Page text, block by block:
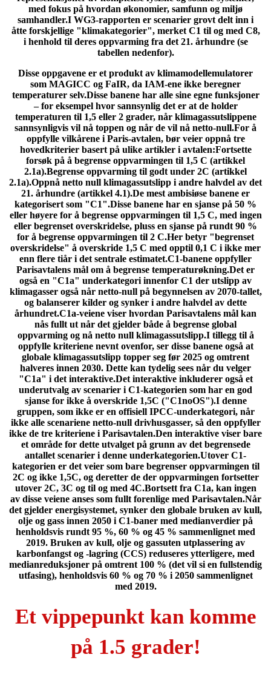
med fokus på hvordan økonomier, samfunn og miljø
samhandler.I WG3-rapporten er scenarier grovt delt inn i
åtte forskjellige "klimakategorier", merket C1 til og med C8,
i henhold til deres oppvarming fra det 21. århundre (se
tabellen nedenfor).
Disse oppgavene er et produkt av klimamodellemulatorer
som MAGICC og FaIR, da IAM-ene ikke beregner
temperaturer selv.Disse banene har alle sine egne funksjoner
– for eksempel hvor sannsynlig det er at de holder
temperaturen til 1,5 eller 2 grader, når klimagassutslippene
sannsynligvis vil nå toppen og når de vil nå netto-null.For å
oppfylle vilkårene i Paris-avtalen, bør veier oppnå tre
hovedkriterier basert på ulike artikler i avtalen:Fortsette
forsøk på å begrense oppvarmingen til 1,5 C (artikkel
2.1a).Begrense oppvarming til godt under 2C (artikkel
2.1a).Oppnå netto null klimagassutslipp i andre halvdel av det
21. århundre (artikkel 4.1).De mest ambisiøse banene er
kategorisert som "C1".Disse banene har en sjanse på 50 %
eller høyere for å begrense oppvarmingen til 1,5 C, med ingen
eller begrenset overskridelse, pluss en sjanse på rundt 90 %
for å begrense oppvarmingen til 2 C.Her betyr "begrenset
overskridelse" å overskride 1,5 C med opptil 0,1 C i ikke mer
enn flere tiår i det sentrale estimatet.C1-banene oppfyller
Parisavtalens mål om å begrense temperaturøkning.Det er
også en "C1a" underkategori innenfor C1 der utslipp av
klimagasser også når netto-null på begynnelsen av 2070-tallet,
og balanserer kilder og synker i andre halvdel av dette
århundret.C1a-veiene viser hvordan Parisavtalens mål kan
nås fullt ut når det gjelder både å begrense global
oppvarming og nå netto null klimagassutslipp.I tillegg til å
oppfylle kriteriene nevnt ovenfor, ser disse banene også at
globale klimagassutslipp topper seg før 2025 og omtrent
halveres innen 2030. Dette kan tydelig sees når du velger
"C1a" i det interaktive.Det interaktive inkluderer også et
underutvalg av scenarier i C1-kategorien som har en god
sjanse for ikke å overskride 1,5C ("C1noOS").I denne
gruppen, som ikke er en offisiell IPCC-underkategori, når
ikke alle scenariene netto-null drivhusgasser, så den oppfyller
ikke de tre kriteriene i Parisavtalen.Den interaktive viser bare
et område for dette utvalget på grunn av det begrensede
antallet scenarier i denne underkategorien.Utover C1-
kategorien er det veier som bare begrenser oppvarmingen til
2C og ikke 1,5C, og deretter de der oppvarmingen fortsetter
utover 2C, 3C og til og med 4C.Bortsett fra C1a, kan ingen
av disse veiene anses som fullt forenlige med Parisavtalen.Når
det gjelder energisystemet, synker den globale bruken av kull,
olje og gass innen 2050 i C1-baner med medianverdier på
henholdsvis rundt 95 %, 60 % og 45 % sammenlignet med
2019. Bruken av kull, olje og gassuten utplassering av
karbonfangst og -lagring (CCS) reduseres ytterligere, med
medianreduksjoner på omtrent 100 % (det vil si en fullstendig
utfasing), henholdsvis 60 % og 70 % i 2050 sammenlignet
med 2019.
Et vippepunkt kan komme
på 1.5 grader!